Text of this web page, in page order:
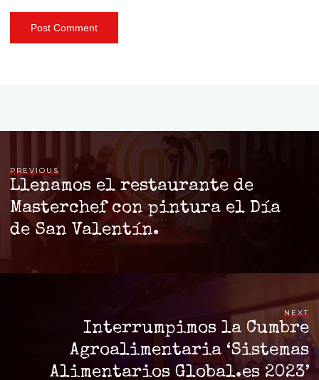
PREVIOUS
Llenamos el restaurante de
Masterchef con pintura el Día
de San Valentín.
NEXT
Interrumpimos la Cumbre
Agroalimentaria ‘Sistemas
Alimentarios Global.es 2023’